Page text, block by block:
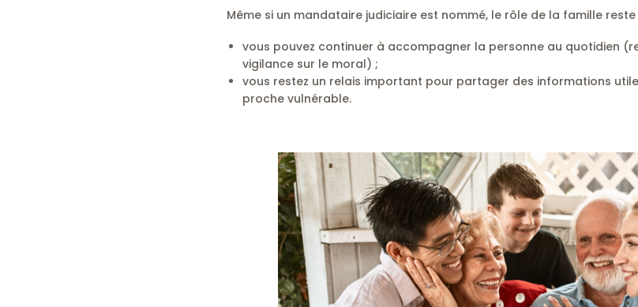
Même si un mandataire judiciaire est nommé, le rôle de la famille
vous pouvez continuer à accompagner la personne au quotidien
vigilance sur le moral) ;
vous restez un relais important pour partager des informations
proche vulnérable.